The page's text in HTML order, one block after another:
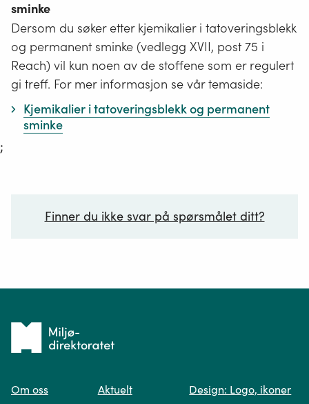
sminke
Dersom du søker etter kjemikalier i tatoveringsblekk
og permanent sminke (vedlegg XVII, post 75 i
Reach) vil kun noen av de stoffene som er regulert
gi treff. For mer informasjon se vår temaside:
Kjemikalier i tatoveringsblekk og permanent
sminke
;
Finner du ikke svar på spørsmålet ditt?
Tilbake
forsiden
Om oss Aktuelt Design: Logo, ikoner